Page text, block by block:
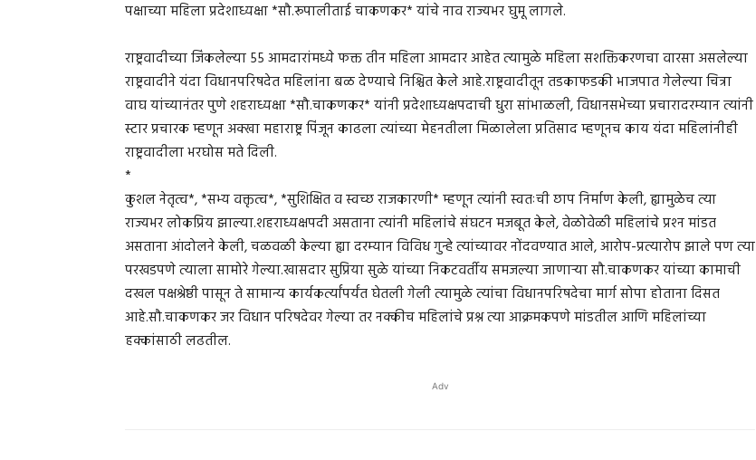
पक्षाच्या महिला प्रदेशाध्यक्षा *सौ.रूपालीताई चाकणकर* यांचे नाव राज्यभर घुमू लागले.
राष्ट्रवादीच्या जिंकलेल्या 55 आमदारांमध्ये फक्त तीन महिला आमदार आहेत त्यामुळे महिला सशक्तिकरणचा वारसा असलेल्या
राष्ट्रवादीने यंदा विधानपरिषदेत महिलांना बळ देण्याचे निश्चित केले आहे.राष्ट्रवादीतून तडकाफडकी भाजपात गेलेल्या चित्रा
वाघ यांच्यानंतर पुणे शहराध्यक्षा *सौ.चाकणकर* यांनी प्रदेशाध्यक्षपदाची धुरा सांभाळली, विधानसभेच्या प्रचारादरम्यान त्यांनी
स्टार प्रचारक म्हणून अक्खा महाराष्ट्र पिंजून काढला त्यांच्या मेहनतीला मिळालेला प्रतिसाद म्हणूनच काय यंदा महिलांनीही
राष्ट्रवादीला भरघोस मते दिली.
*
कुशल नेतृत्व*, *सभ्य वक्तृत्व*, *सुशिक्षित व स्वच्छ राजकारणी* म्हणून त्यांनी स्वतःची छाप निर्माण केली, ह्यामुळेच त्या
राज्यभर लोकप्रिय झाल्या.शहराध्यक्षपदी असताना त्यांनी महिलांचे संघटन मजबूत केले, वेळोवेळी महिलांचे प्रश्‍न मांडत
असताना आंदोलने केली, चळवळी केल्या ह्या दरम्यान विविध गुन्हे त्यांच्यावर नोंदवण्यात आले, आरोप-प्रत्यारोप झाले पण त्या
परखडपणे त्याला सामोरे गेल्या.खासदार सुप्रिया सुळे यांच्या निकटवर्तीय समजल्या जाणाऱ्या सौ.चाकणकर यांच्या कामाची
दखल पक्षश्रेष्ठी पासून ते सामान्य कार्यकर्त्यांपर्यंत घेतली गेली त्यामुळे त्यांचा विधानपरिषदेचा मार्ग सोपा होताना दिसत
आहे.सौ.चाकणकर जर विधान परिषदेवर गेल्या तर नक्कीच महिलांचे प्रश्न त्या आक्रमकपणे मांडतील आणि महिलांच्या
हक्कांसाठी लढतील.
Adv